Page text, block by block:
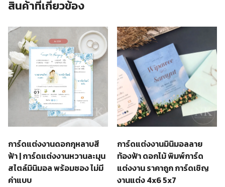
สินค้าที่เกี่ยวข้อง
การ์ดแต่งงานดอกกุหลาบสี
ฟ้า | การ์ดแต่งงานหวานละมุน
สไตล์มินิมอล พร้อมซอง ไม่มี
ค่าแบบ
การ์ดแต่งงานมินิมอลลาย
ท้องฟ้า ดอกไม้ พิมพ์การ์ด
แต่งงาน ราคาถูก การ์ดเชิญ
งานแต่ง 4x6 5x7